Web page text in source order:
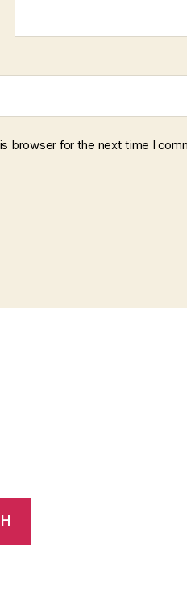
browser for the next time I